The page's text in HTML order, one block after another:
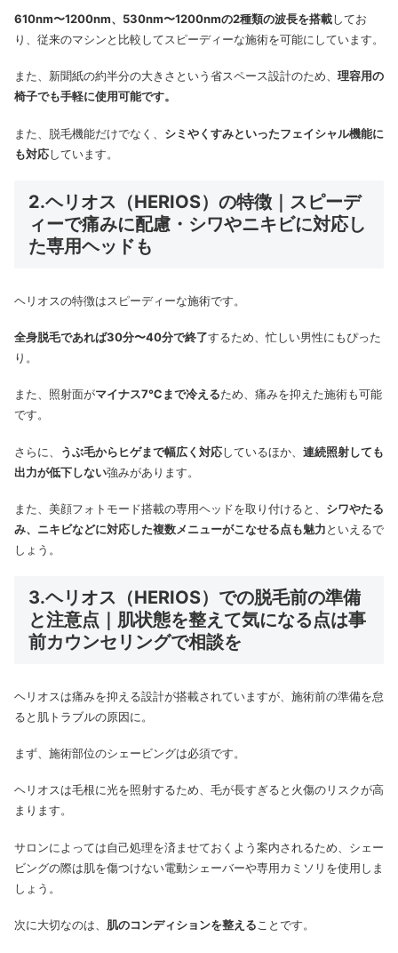
610nm〜1200nm、530nm〜1200nmの2種類の波長を搭載してお
り、従来のマシンと比較してスピーディーな施術を可能にしています。
また、新聞紙の約半分の大きさという省スペース設計のため、 理容用の
椅子でも手軽に使用可能です。
また、脱毛機能だけでなく、 シミやくすみといったフェイシャル機能に
も対応しています。
2.ヘリオス（HERIOS）の特徴｜スピーデ
ィーで痛みに配慮・シワやニキビに対応し
た専用ヘッドも
ヘリオスの特徴はスピーディーな施術です。
全身脱毛であれば30分〜40分で終了するため、忙しい男性にもぴった
り。
また、照射面がマイナス7℃まで冷えるため、痛みを抑えた施術も可能
です。
さらに、 うぶ毛からヒゲまで幅広く対応しているほか、 連続照射しても
出力が低下しない強みがあります。
また、美顔フォトモード搭載の専用ヘッドを取り付けると、 シワやたる
み、ニキビなどに対応した複数メニューがこなせる点も魅力といえるで
しょう。
3.ヘリオス（HERIOS）での脱毛前の準備
と注意点｜肌状態を整えて気になる点は事
前カウンセリングで相談を
ヘリオスは痛みを抑える設計が搭載されていますが、施術前の準備を怠
ると肌トラブルの原因に。
まず、施術部位のシェービングは必須です。
ヘリオスは毛根に光を照射するため、毛が長すぎると火傷のリスクが高
まります。
サロンによっては自己処理を済ませておくよう案内されるため、シェー
ビングの際は肌を傷つけない電動シェーバーや専用カミソリを使用しま
しょう。
次に大切なのは、 肌のコンディションを整える ことです。